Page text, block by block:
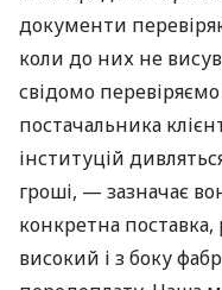
документи
коли до них не
свідомо
постачальника
інституцій
гроші, — зазначає
конкретна
високий і з боку